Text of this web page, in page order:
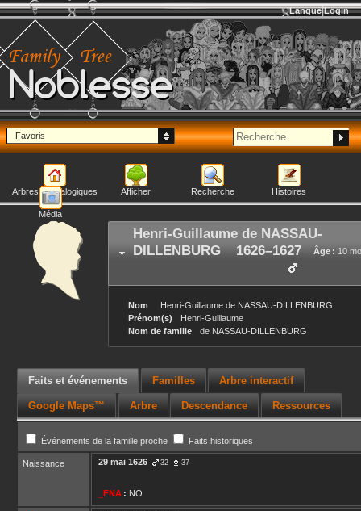
Noblesse
Langue Login
Favoris
Arbres généalogiques Afficher Recherche Histoires
Média
Henri-Guillaume de NASSAU-
DILLENBURG
Âge : 10
1626–1627
Nom Henri-Guillaume de NASSAU-DILLENBURG
Prénom(s)
Henri-Guillaume
Nom de famille
de NASSAU-DILLENBURG
Faits et événements Familles Arbre interactif
Google Maps™ Arbre Descendance Ressources
Événements de la famille proche Faits historiques
Naissance 29 mai 1626 32 37
_FNA : NO